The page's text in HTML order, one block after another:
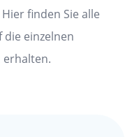
finden Sie alle
die einzelnen
erhalten.